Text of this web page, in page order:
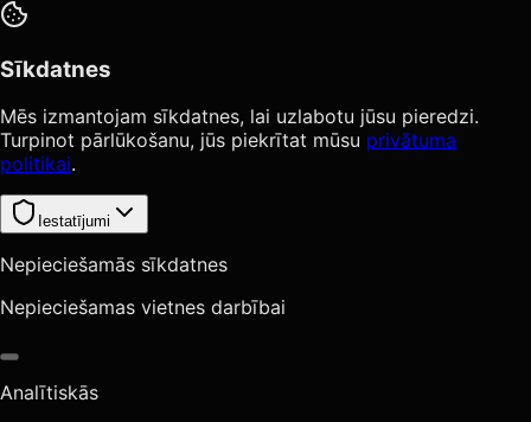
Sīkdatnes
Mēs izmantojam sīkdatnes, lai uzlabotu jūsu pieredzi.
Turpinot pārlūkošanu, jūs piekrītat mūsu privātuma
politikai.
Iestatījumi
Nepieciešamās sīkdatnes
Nepieciešamas vietnes darbībai
Analītiskās